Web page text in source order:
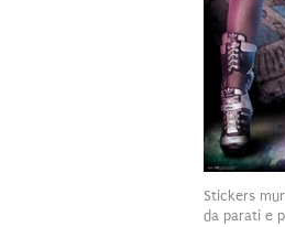
Stickers
da parati e